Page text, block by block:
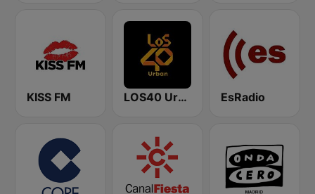
KISS FM LOS40 Urban EsRadio